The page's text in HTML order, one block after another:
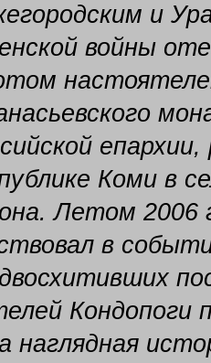
и
войны
Коми в
Летом 2006
в
Кондопоги
наглядная